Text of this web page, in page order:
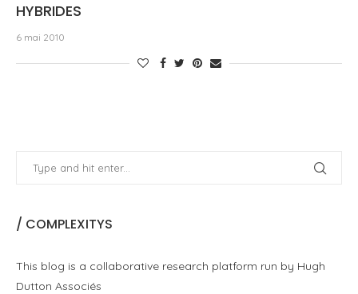
HYBRIDES
6 mai 2010
/ COMPLEXITYS
This blog is a collaborative research platform run by Hugh
Dutton Associés